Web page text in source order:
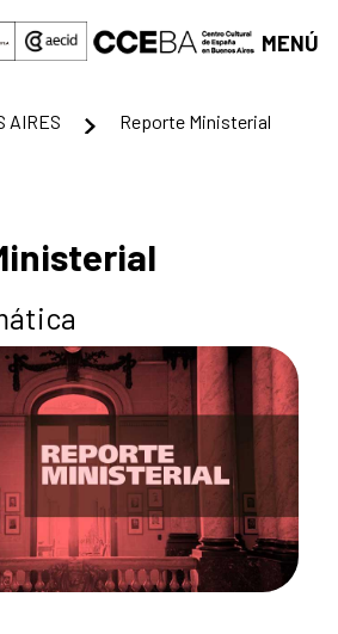
MENÚ
AIRES Reporte Ministerial